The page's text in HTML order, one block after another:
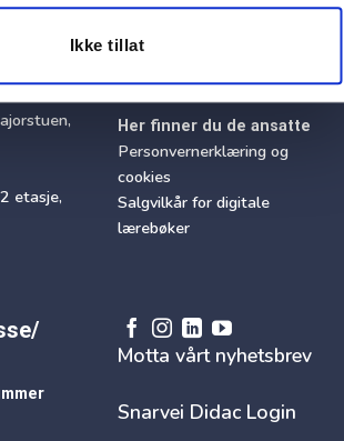
Ikke tillat
etasje,
Telefon
23 08 75 90
Her finner du de ansatte
Personvernerklæring og
cookies
Salgvilkår for digitale
lærebøker
Motta vårt nyhetsbrev
Snarvei Didac Login